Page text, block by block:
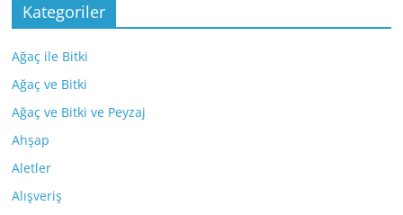
Kategoriler
Ağaç ile Bitki
Ağaç ve Bitki
Ağaç ve Bitki ve Peyzaj
Ahşap
Aletler
Alışveriş